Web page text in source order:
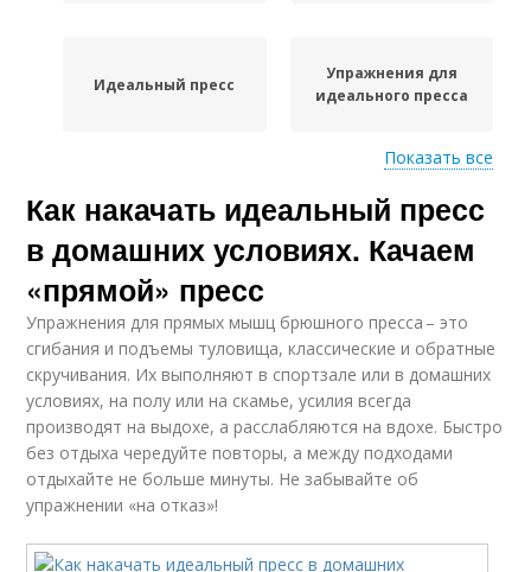
Идеальный пресс
Упражнения для
идеального пресса
Упражнения на пресс Пресс для девушек
Пресс за месяц
Показать все
Как накачать идеальный пресс
в домашних условиях. Качаем
«прямой» пресс
Упражнения для прямых мышц брюшного пресса – это
сгибания и подъемы туловища, классические и обратные
скручивания. Их выполняют в спортзале или в домашних
условиях, на полу или на скамье, усилия всегда
производят на выдохе, а расслабляются на вдохе. Быстро
без отдыха чередуйте повторы, а между подходами
отдыхайте не больше минуты. Не забывайте об
упражнении «на отказ»!